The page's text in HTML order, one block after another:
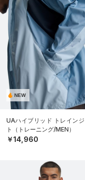
NEW
UAハイブリッド トレインジ
ト（トレーニング/MEN）
￥14,960